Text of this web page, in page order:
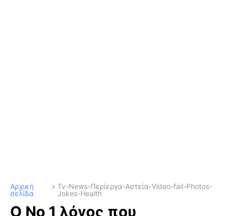
Αρχική
σελίδα
Tv-News-Περίεργα-Αστεία-Video-fail-Photos-
Jokes-Health
Ο Νο 1 λόγος που